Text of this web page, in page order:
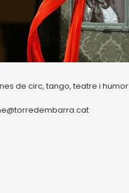
de circ, tango, teatre i humor